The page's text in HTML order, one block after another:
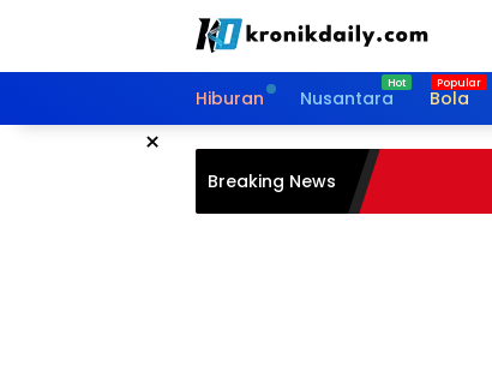
Hiburan Nusantara Bola
×
Breaking News